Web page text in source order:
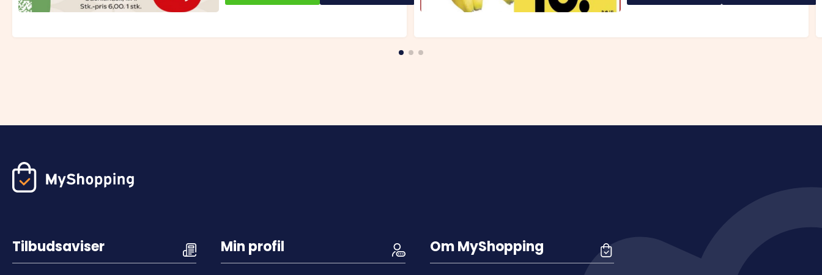
Tilbudsaviser Min profil Om MyShopping